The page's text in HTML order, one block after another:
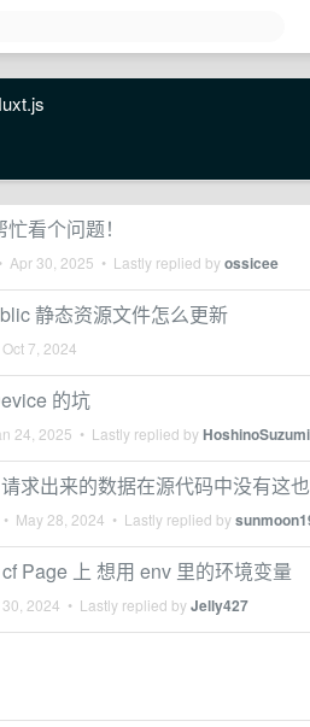
看个问题！
• Apr 30, 2025 • Lastly replied byossicee
静态资源文件怎么更新
Oct 7, 2024
的坑
24, 2025 • Lastly replied byHoshinoSuzumi
求出来的数据在源代码中没有这
• May 28, 2024 • Lastly replied by
Page 上 想用 env 里的环境变量
2024 • Lastly replied byJelly427